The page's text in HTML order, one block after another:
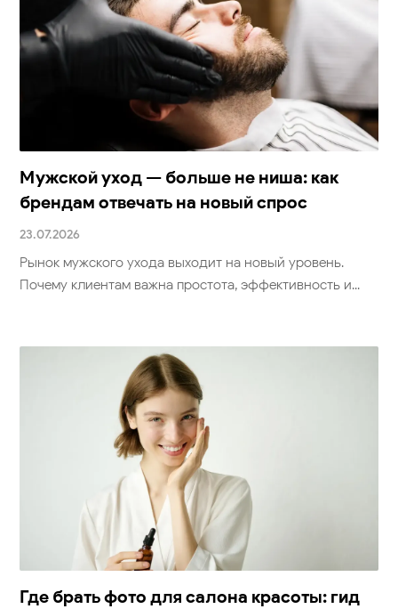
Мужской уход — больше не ниша: как
брендам отвечать на новый спрос
23.07.2026
Рынок мужского ухода выходит на новый уровень.
Почему клиентам важна простота, эффективность и...
Где брать фото для салона красоты: гид